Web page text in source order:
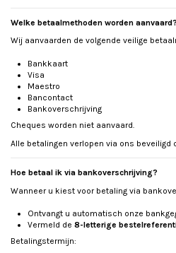
Welke betaalmethoden worden aanvaard?
Wij aanvaarden de volgende veilige
Bankkaart
Visa
Maestro
Bancontact
Bankoverschrijving
Cheques worden niet aanvaard.
Alle betalingen verlopen via ons beveiligd
Hoe betaal ik via bankoverschrijving?
Wanneer u kiest voor betaling via
Ontvangt u automatisch onze
Vermeld de 8-letterige
Betalingstermijn: